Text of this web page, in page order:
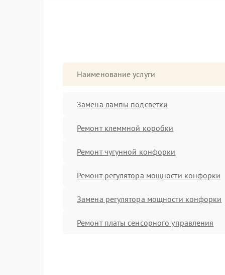
Наименование услуги
Замена лампы подсветки
Ремонт клеммной коробки
Ремонт чугунной конфорки
Ремонт регулятора мощности конфорки
Замена регулятора мощности конфорки
Ремонт платы сенсорного управления